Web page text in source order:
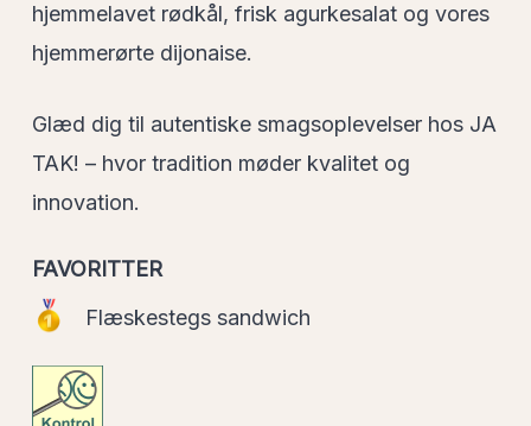
hjemmelavet rødkål, frisk agurkesalat og vores
hjemmerørte dijonaise.
Glæd dig til autentiske smagsoplevelser hos JA
TAK! – hvor tradition møder kvalitet og
innovation.
FAVORITTER
Flæskestegs sandwich